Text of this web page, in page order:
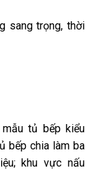
sang trọng, thời
tủ bếp kiểu
bếp chia làm ba
khu vực nấu